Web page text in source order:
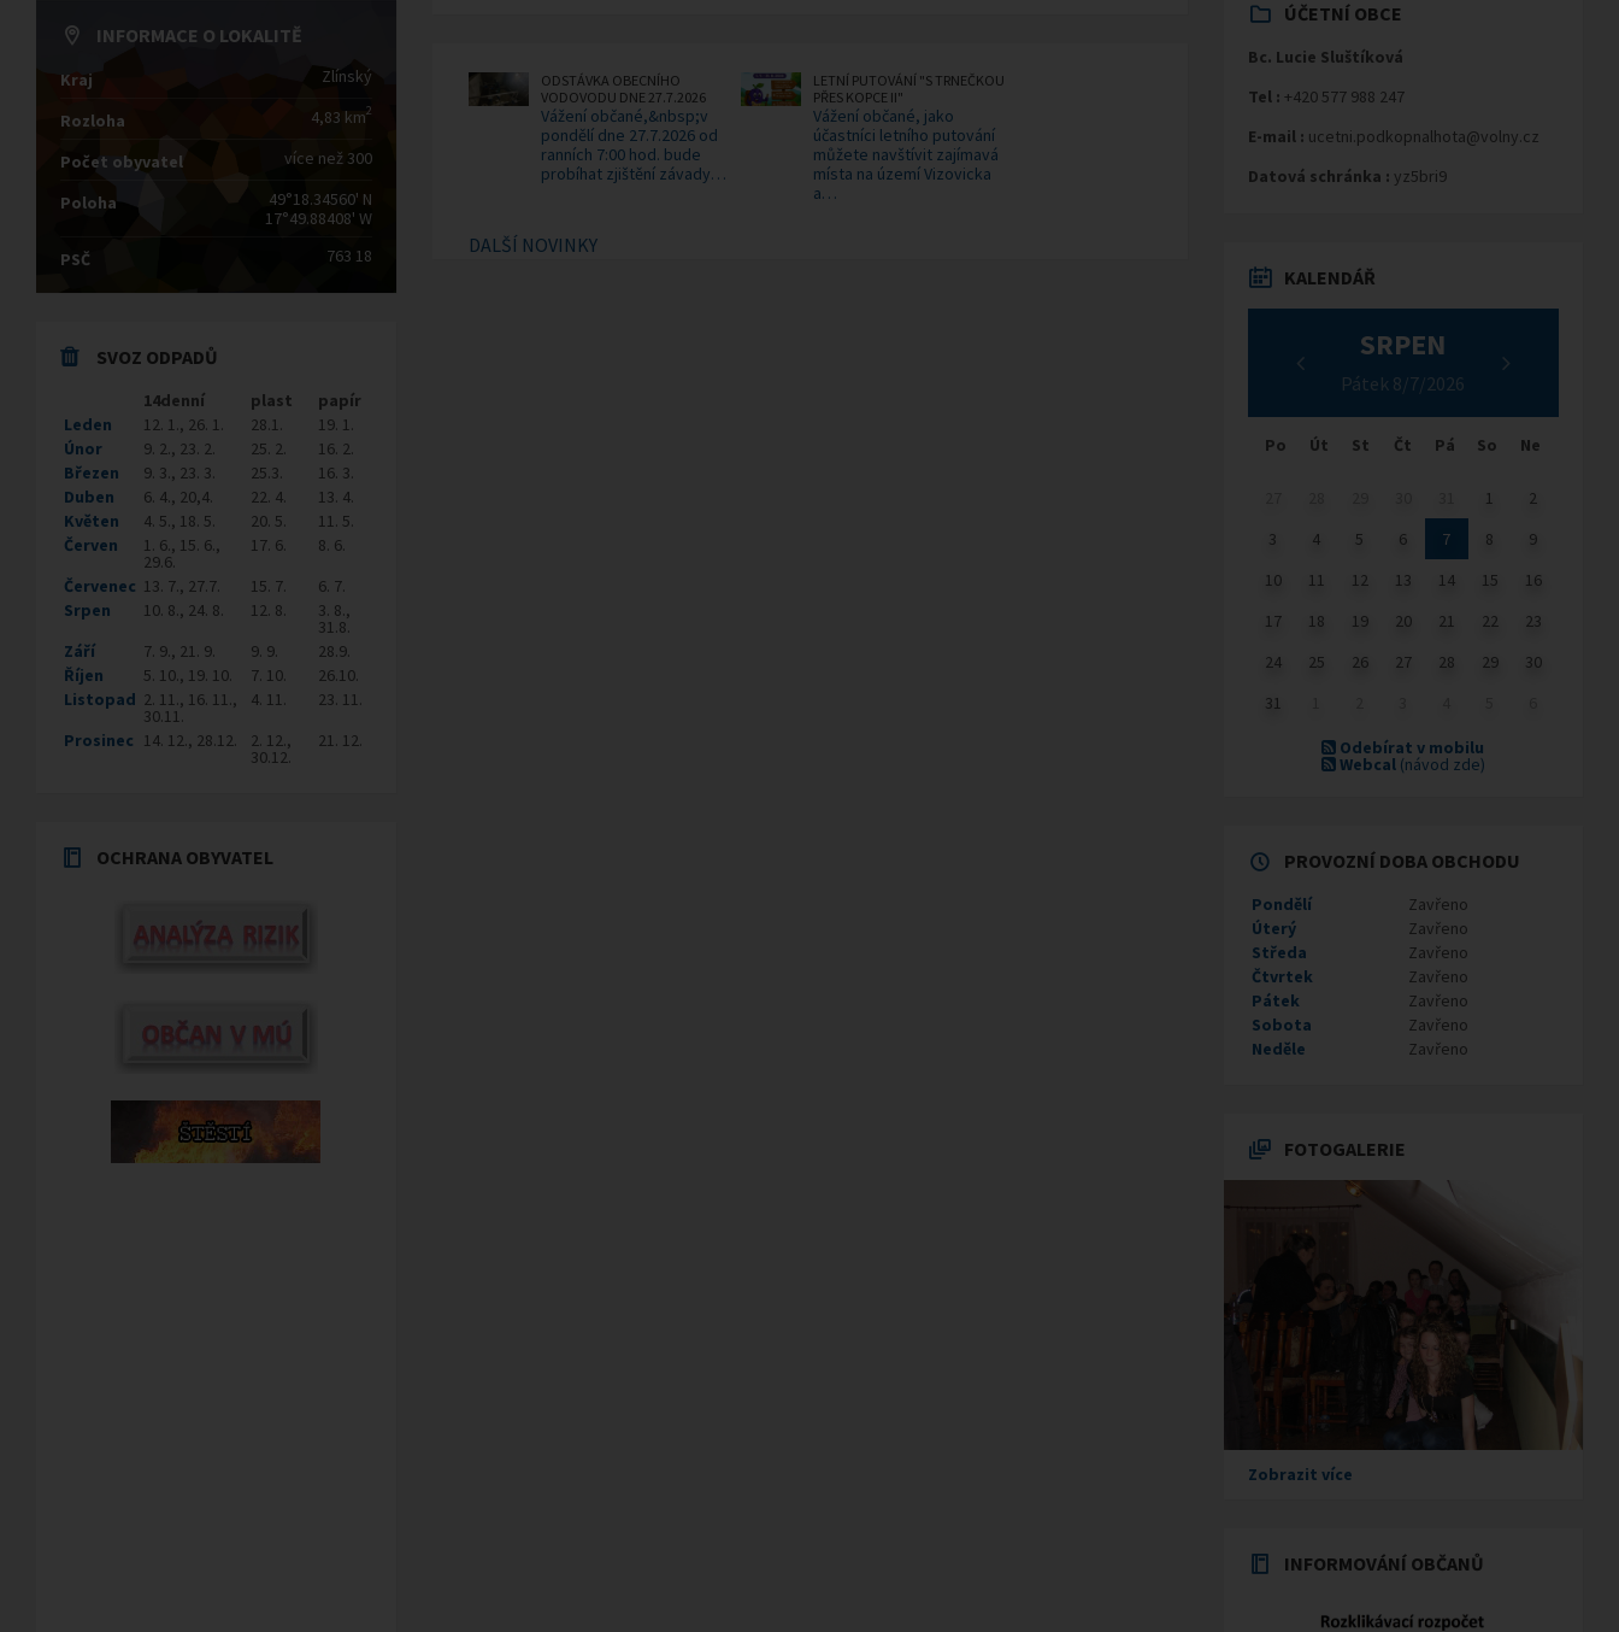
ODSTÁVKA OBECNÍHO
VODOVODU DNE 27.7.2026
Vážení občané,&nbsp;v
pondělí dne 27.7.2026 od
ranních 7:00 hod. bude
probíhat zjištění závady…
LETNÍ PUTOVÁNÍ "S TRNEČKOU
PŘES KOPCE II"
Vážení občané, jako
účastníci letního putování
můžete navštívit zajímavá
místa na území Vizovicka
a…
DALŠÍ NOVINKY
INFORMACE O LOKALITĚ
Kraj Zlínský
Rozloha 4,83 km2
Počet obyvatel více než 300
Poloha
49°18.34560' N
17°49.88408' W
PSČ
763 18
SVOZ ODPADŮ
14denní plast
papír
Leden
12. 1., 26. 1. 28.1.
19. 1.
Únor
9. 2., 23. 2. 25. 2.
16. 2.
Březen
9. 3., 23. 3. 25.3.
16. 3.
Duben
6. 4., 20,4. 22. 4.
13. 4.
Květen
4. 5., 18. 5. 20. 5.
11. 5.
Červen
1. 6., 15. 6.,
29.6.
17. 6.
8. 6.
Červenec 13. 7., 27.7. 15. 7.
6. 7.
Srpen
10. 8., 24. 8. 12. 8. 3. 8.,
31.8.
Září
7. 9., 21. 9. 9. 9.
28.9.
Říjen
5. 10., 19. 10. 7. 10.
26.10.
Listopad 2. 11., 16. 11.,
30.11.
4. 11.
23. 11.
Prosinec 14. 12., 28.12. 2. 12.,
30.12.
21. 12.
OCHRANA OBYVATEL
ÚČETNÍ OBCE
Bc. Lucie Sluštíková
Tel : +420 577 988 247
E-mail : ucetni.podkopnalhota@volny.cz
Datová schránka : yz5bri9
KALENDÁŘ
SRPEN
Pátek 8/7/2026
Po Út St Čt Pá So Ne
1
2
3
4 5 6 7 8
9
10
11 12 13 14 15
16
17
18 19 20 21 22
23
24
25 26 27 28 29
30
31
Odebírat v mobilu
Webcal (návod zde)
PROVOZNÍ DOBA OBCHODU
Pondělí
Zavřeno
Úterý
Zavřeno
Středa
Zavřeno
Čtvrtek
Zavřeno
Pátek
Zavřeno
Sobota
Zavřeno
Neděle
Zavřeno
FOTOGALERIE
Zobrazit více
INFORMOVÁNÍ OBČANŮ